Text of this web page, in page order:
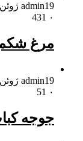
admin19 ژوئن , 2013
۰
مرغ شکم
admin19 ژوئن , 2013
۰
جوجه